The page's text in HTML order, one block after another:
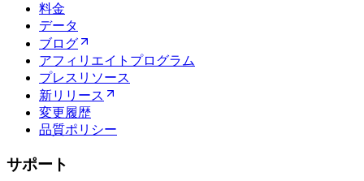
料金
データ
ブログ
アフィリエイトプログラム
プレスリソース
新リリース
変更履歴
品質ポリシー
サポート